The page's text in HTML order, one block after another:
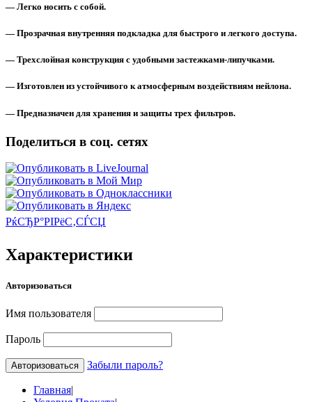
— Легко носить с собой.
— Прозрачная внутренняя подкладка для быстрого и легкого доступа.
— Трехслойная конструкция с удобными застежками-липучками.
— Изготовлен из устойчивого к атмосферным воздействиям нейлона.
— Предназначен для хранения и защиты трех фильтров.
Поделиться в соц. сетях
РќСЂР°РІРёС‚СЃСЏ
Характеристики
Авторизоваться
Имя пользователя
Пароль
Забыли пароль?
Главная|